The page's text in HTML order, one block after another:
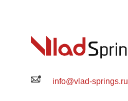
info@vlad-springs.ru